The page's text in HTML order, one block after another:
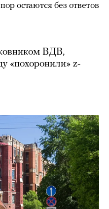
остаются без ответов
ВДВ,
«похоронили» z-